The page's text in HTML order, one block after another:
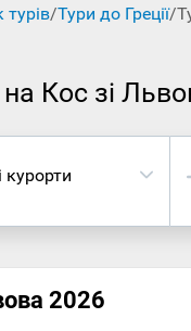
/Тури до Греції/
Кос зі
курорти
2026